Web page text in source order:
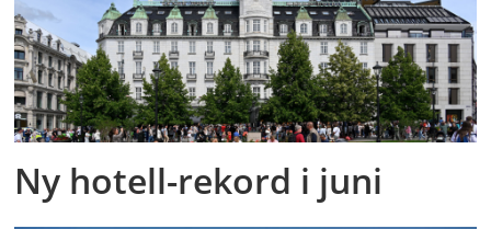
Ny hotell-rekord i juni